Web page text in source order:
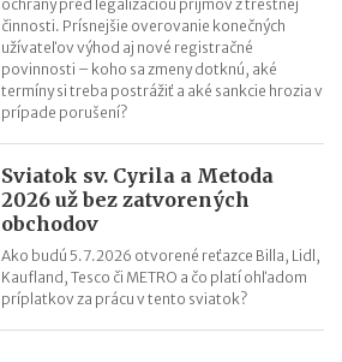
ochrany pred legalizáciou príjmov z trestnej
činnosti. Prísnejšie overovanie konečných
užívateľov výhod aj nové registračné
povinnosti – koho sa zmeny dotknú, aké
termíny si treba postrážiť a aké sankcie hrozia v
prípade porušení?
Sviatok sv. Cyrila a Metoda
2026 už bez zatvorených
obchodov
Ako budú 5.7.2026 otvorené reťazce Billa, Lidl,
Kaufland, Tesco či METRO a čo platí ohľadom
príplatkov za prácu v tento sviatok?